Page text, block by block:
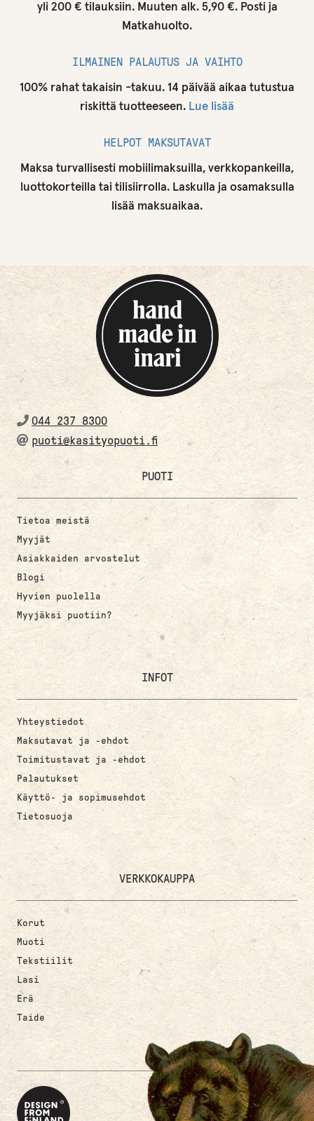
yli 200 € tilauksiin. Muuten alk. 5,90 €. Posti ja
Matkahuolto.
ILMAINEN PALAUTUS JA VAIHTO
100% rahat takaisin -takuu. 14 päivää aikaa tutustua
riskittä tuotteeseen. Lue lisää
HELPOT MAKSUTAVAT
Maksa turvallisesti mobiilimaksuilla, verkkopankeilla,
luottokorteilla tai tilisiirrolla. Laskulla ja osamaksulla
lisää maksuaikaa.
044 237 8300
puoti@kasityopuoti.fi
PUOTI
Tietoa meistä
Myyjät
Asiakkaiden arvostelut
Blogi
Hyvien puolella
Myyjäksi puotiin?
INFOT
Yhteystiedot
Maksutavat ja -ehdot
Toimitustavat ja -ehdot
Palautukset
Käyttö- ja sopimusehdot
Tietosuoja
VERKKOKAUPPA
Korut
Muoti
Tekstiilit
Lasi
Erä
Taide